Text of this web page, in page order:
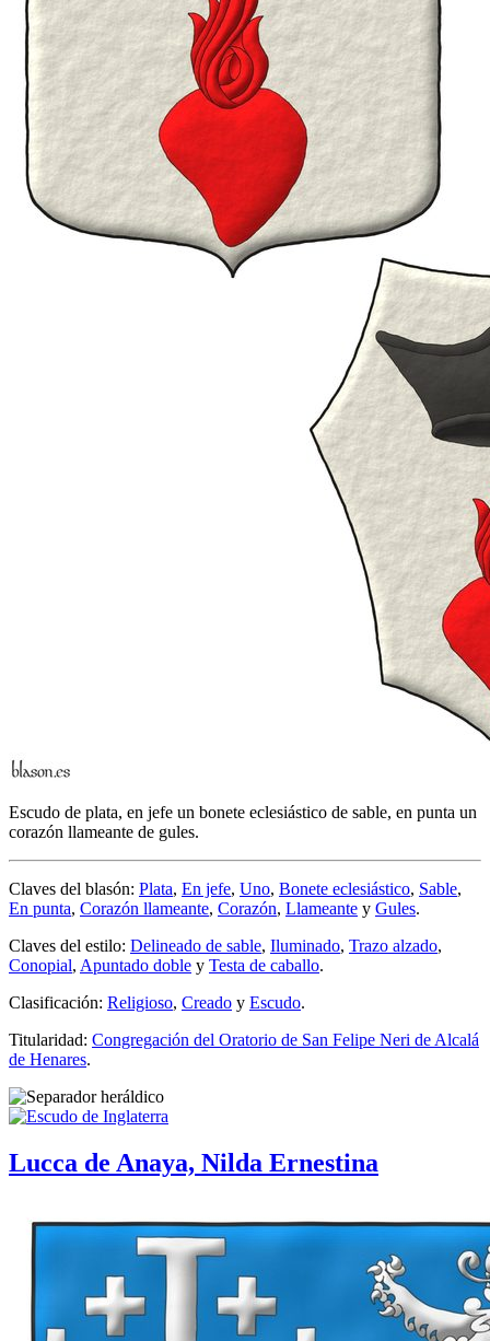
Escudo de plata, en jefe un bonete eclesiástico de sable, en punta un
corazón llameante de gules.
Claves del blasón: Plata, En jefe, Uno, Bonete eclesiástico, Sable,
En punta, Corazón llameante, Corazón, Llameante y Gules.
Claves del estilo: Delineado de sable, Iluminado, Trazo alzado,
Conopial, Apuntado doble y Testa de caballo.
Clasificación: Religioso, Creado y Escudo.
Titularidad: Congregación del Oratorio de San Felipe Neri de Alcalá
de Henares.
Lucca de Anaya, Nilda Ernestina